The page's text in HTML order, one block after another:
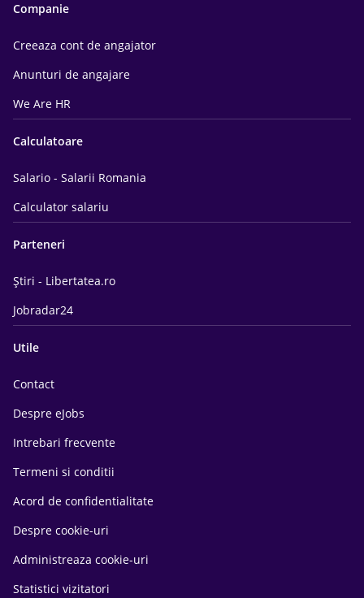
Companie
Creeaza cont de angajator
Anunturi de angajare
We Are HR
Calculatoare
Salario - Salarii Romania
Calculator salariu
Parteneri
Știri - Libertatea.ro
Jobradar24
Utile
Contact
Despre eJobs
Intrebari frecvente
Termeni si conditii
Acord de confidentialitate
Despre cookie-uri
Administreaza cookie-uri
Statistici vizitatori